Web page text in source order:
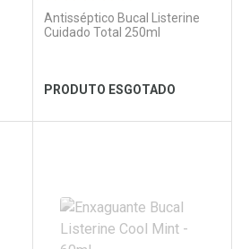
Ver Desconto Convênio
Antisséptico Bucal Listerine
Cuidado Total 250ml
PRODUTO ESGOTADO
Laboratório
Por Menos